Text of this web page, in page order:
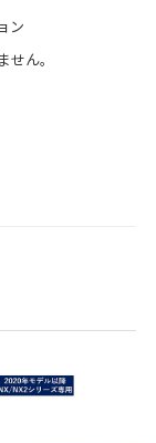
ン
ん。